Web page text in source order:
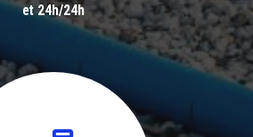
et 24h/24h